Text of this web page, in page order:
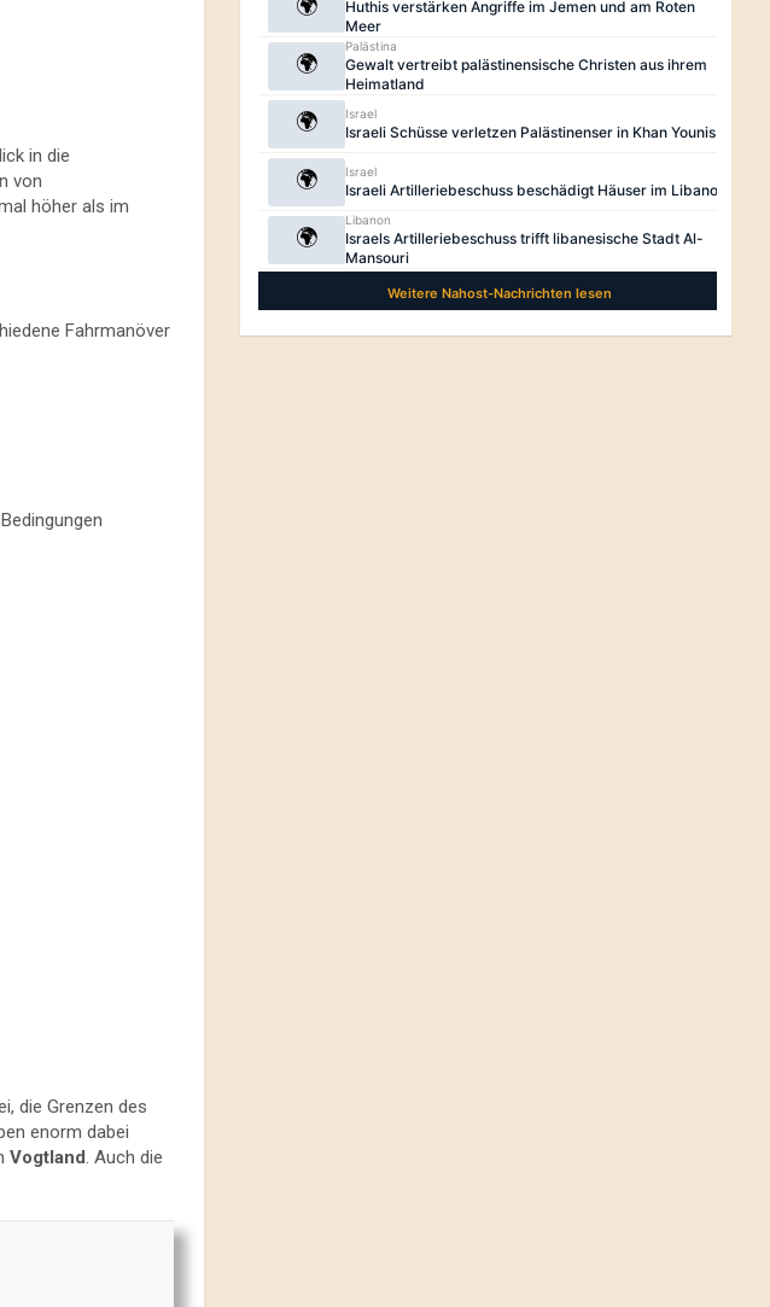
in die
von
höher als im
Fahrmanöver
die Grenzen des
enorm dabei
Vogtland . Auch die